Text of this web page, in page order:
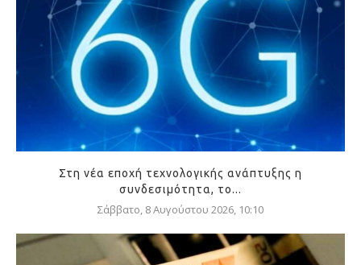
Στη νέα εποχή τεχνολογικής ανάπτυξης η
συνδεσιμότητα, το...
Σάββατο, 8 Αυγούστου 2026, 10:10